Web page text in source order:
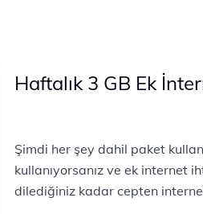
Haftalık 3 GB Ek
Şimdi her şey dahil paket
kullanıyorsanız ve ek internet
dilediğiniz kadar cepten